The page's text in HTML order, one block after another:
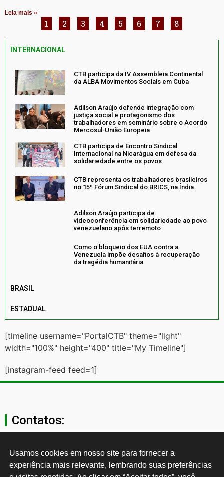
Leia mais »
1 2 3 4 5 6 7 8
INTERNACIONAL
CTB participa da IV Assembleia Continental
da ALBA Movimentos Sociais em Cuba
Adilson Araújo defende integração com
justiça social e protagonismo dos
trabalhadores em seminário sobre o Acordo
Mercosul-União Europeia
CTB participa de Encontro Sindical
Internacional na Nicarágua em defesa da
solidariedade entre os povos
CTB representa os trabalhadores brasileiros
no 15º Fórum Sindical do BRICS, na Índia
Adilson Araújo participa de
videoconferência em solidariedade ao povo
venezuelano após terremoto
Como o bloqueio dos EUA contra a
Venezuela impõe desafios à recuperação
da tragédia humanitária
BRASIL
ESTADUAL
[timeline username="PortalCTB" theme="light"
width="100%" height="400" title="My Timeline"]
[instagram-feed feed=1]
Contatos:
secgeral@ctb.org.br
11 3874-0040
Usamos cookies em nosso site para fornecer a
experiência mais relevante, lembrando suas preferências